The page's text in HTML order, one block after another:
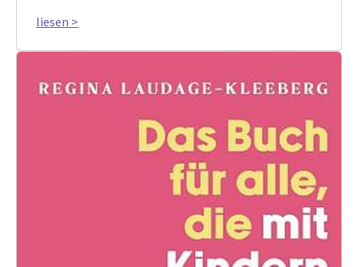
liesen >